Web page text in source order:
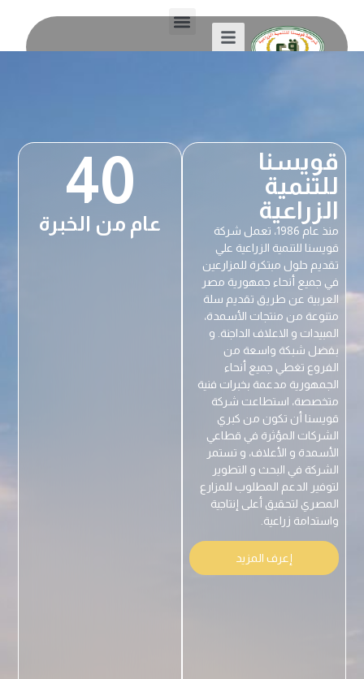
40
عام من الخبرة
قويسنا
للتنمية
الزراعية
منذ عام 1986، تعمل شركة
قويسنا للتنمية الزراعية علي
تقديم حلول مبتكرة للمزارعين
في جميع أنحاء جمهورية مصر
العربية عن طريق تقديم سلة
متنوعة من منتجات الأسمدة،
المبيدات و الاعلاف الداجنة. و
بفضل شبكة واسعة من
الفروع تغطي جميع أنحاء
الجمهورية مدعمة بخبرات فنية
متخصصة، استطاعت شركة
قويسنا أن تكون من كبري
الشركات المؤثرة في قطاعي
الأسمدة و الأعلاف، و تستمر
الشركة في البحث و التطوير
لتوفير الدعم المطلوب للمزارع
المصري لتحقيق أعلى إنتاجية
واستدامة زراعية.
إعرف المزيد